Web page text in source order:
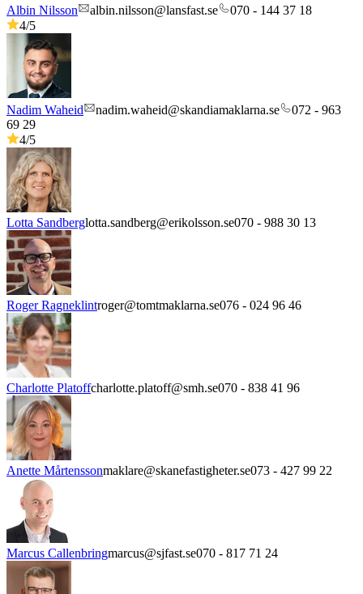
Albin Nilsson albin.nilsson@lansfast.se
070 - 144 37 18
4/5
Nadim Waheid nadim.waheid@skandiamaklarna.se
072 - 963
69 29
4/5
Lotta Sandberglotta.sandberg@erikolsson.se070 - 988 30 13
Roger Ragneklintroger@tomtmaklarna.se076 - 024 96 46
Charlotte Platoffcharlotte.platoff@smh.se070 - 838 41 96
Anette Mårtenssonmaklare@skanefastigheter.se073 - 427 99 22
Marcus Callenbringmarcus@sjfast.se070 - 817 71 24